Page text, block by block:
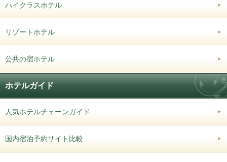
ハイクラスホテル
リゾートホテル
公共の宿ホテル
ホテルガイド
人気ホテルチェーンガイド
国内宿泊予約サイト比較